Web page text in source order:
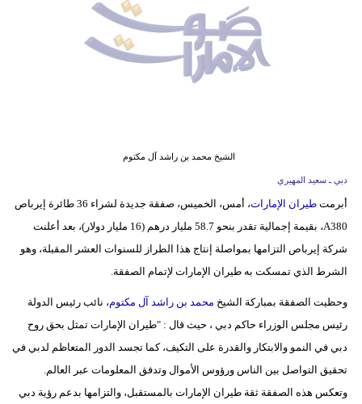
علوم
وتكنولوجيا
مدوَّنات
فيديو
الشيخ محمد بن راشد آل مكتوم
دبي ـ سعيد المهيري
أبرمتطيران الإمارات
، أمس، الخميس، صفقة جديدة لشراء 36 طائرة إيرباص
A380، بقيمة إجمالية تقدر بنحو 58.7 مليار درهم (16 مليار دولار)، بعد أعلنت
شركة إيرباص التزامها بمواصلة إنتاج هذا الطراز للسنوات العشر المقبلة، وهو
الشرط الذي تمسكت به طيران الإمارات لإتمام الصفقة.
وحظيت الصفقة بمباركة الشيخ محمد بن راشد آل مكتوم، نائب رئيس الدولة
رئيس مجلس الوزراء حاكم دبي ، حيث قال : "طيران الإمارات تمثل بحق روح
دبي في النمو والابتكار والقدرة على التكيف، كما تجسد الدور المتعاظم لدبي في
تحقيق التواصل بين الناس ورؤوس الأموال وتدفق المعلومات عبر العالم.
وتعكس هذه الصفقة ثقة طيران الإمارات بالمستقبل، والتزامها بدعم رؤية دبي